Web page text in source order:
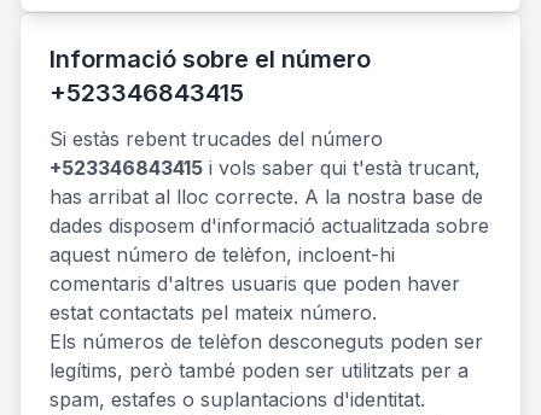
Informació sobre el número
+523346843415
Si estàs rebent trucades del número
+523346843415 i vols saber qui t'està trucant,
has arribat al lloc correcte. A la nostra base de
dades disposem d'informació actualitzada sobre
aquest número de telèfon, incloent-hi
comentaris d'altres usuaris que poden haver
estat contactats pel mateix número.
Els números de telèfon desconeguts poden ser
legítims, però també poden ser utilitzats per a
spam, estafes o suplantacions d'identitat.